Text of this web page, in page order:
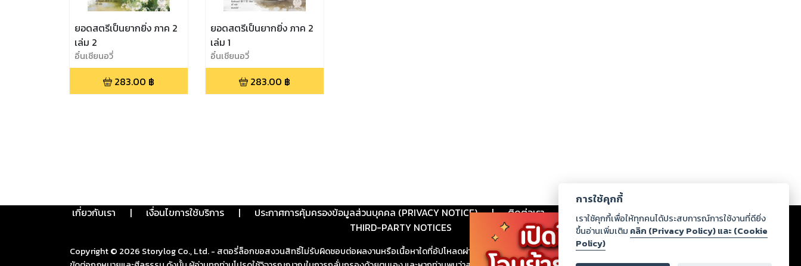
ยอดสตรีเป็นยากยิ่ง ภาค 2
เล่ม 2
อิ๋นเชียนอวี่
283.00 ฿
ยอดสตรีเป็นยากยิ่ง ภาค 2
เล่ม 1
อิ๋นเชียนอวี่
283.00 ฿
เกี่ยวกับเรา | เงื่อนไขการใช้บริการ | ประกาศการคุ้มครองข้อมูลส่วนบุคคล (PRIVACY NOTICE) | ติดต่อเรา ร่วมงานกับเรา ดาวน์โหลด
THIRD-PARTY NOTICES
Copyright © 2026 Storylog Co., Ltd. - สตอรี่ล็อกขอสงวนสิทธิ์ไม่รับผิดชอบต่อผลงานหรือเนื้อหาใดที่อัปโหลดผ่านเว็บไซต์และปรากฏว่าละเมิดสิทธิในทรัพย์สินทางปัญญาของบุคคลอื่นหรือ
การใช้คุกกี้
เราใช้คุกกี้เพื่อให้ทุกคนได้ประสบการณ์การใช้งานที่ดียิ่ง
ขึ้นอ่านเพิ่มเติม คลิก (Privacy Policy) และ (Cookie
Policy)